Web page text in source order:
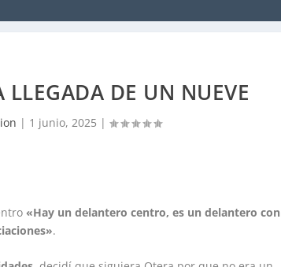
DE UN NUEVE
| 1 junio, 2025 |
«Hay un delantero centro, es un delantero
.